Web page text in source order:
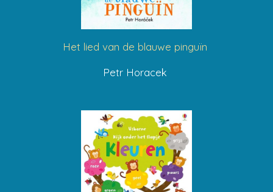
Het lied van de blauwe pinguïn
Petr Horacek